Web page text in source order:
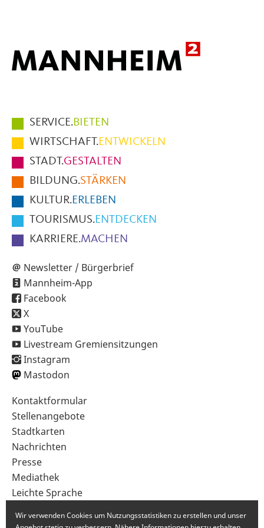
Hauptmenüpunkte
im
Fußbereich
der
Seite
SERVICE.BIETEN
WIRTSCHAFT.ENTWICKELN
STADT.GESTALTEN
BILDUNG.STÄRKEN
KULTUR.ERLEBEN
TOURISMUS.ENTDECKEN
KARRIERE.MACHEN
Newsletter / Bürgerbrief
Mannheim-App
Facebook
X
YouTube
Livestream Gremiensitzungen
Instagram
Mastodon
Sekundärnavigation
im
Fußbereich
Kontaktformular
Stellenangebote
Stadtkarten
Nachrichten
Presse
Mediathek
Leichte Sprache
Wir verwenden Cookies um Nutzungsstatistiken zu erstellen und unser